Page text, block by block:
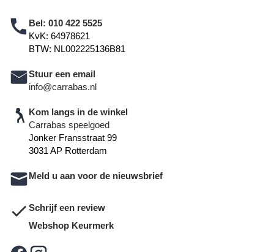
Bel: 010 422 5525
KvK: 64978621
BTW: NL002225136B81
Stuur een email
info@carrabas.nl
Kom langs in de winkel
Carrabas speelgoed
Jonker Fransstraat 99
3031 AP Rotterdam
Meld u aan voor de nieuwsbrief
Schrijf een review
Webshop Keurmerk